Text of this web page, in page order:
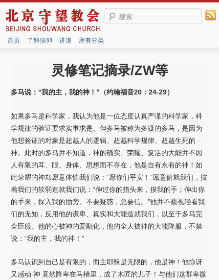
搜索
首页 了解信仰 讲道 所有分类
灵修笔记摘录/ZW等
多马说：“我的主，我的神！”（约翰福音20 ：24-29）
如果多马是科学家，我认为他是一位态度认真严谨的科学家，科
学规律的验证要求实事求是。但多马被称为多疑的多马，是因为
他想验证的对象是超越人的逻辑、超越科学规律、超越生死的
神。此时的多马并不知道，神的确实、荣耀、复活的大能并不因
人有限的耳、眼、身体、思想而不存在，他是自有永有的神！如
此荣耀的神却愿意体恤我们说：“愿你们平安！”愿意俯就我们，按
着我们的软弱造就我们说：“伸过你的指头来，摸我的手；伸出你
的手来，探入我的肋旁。不要疑惑，总要信。”他并不藐视轻看我
们的无知，反用他的谦卑、真实和大能造就我们，以至于多马完
全臣服。他的心被神的爱融化，他的全人被神的大能降服，不禁
说：“我的主，我的神！”
多马认识到自己是有限的，而主耶稣是无限的，他是神！他惊讶
又感动 神 竟然降卑在马槽里，成了木匠的儿子！与他们这群卑微